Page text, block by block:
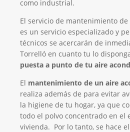
como industrial.
El servicio de mantenimiento
es un servicio especializado y
técnicos se acercarán de
Torrelló en cuanto tu lo
puesta a punto de tu aire
El mantenimiento de un aire
realiza además de para evitar
la higiene de tu hogar, ya que
todo el polvo concentrado en el
vivienda. Por lo tanto, se hace